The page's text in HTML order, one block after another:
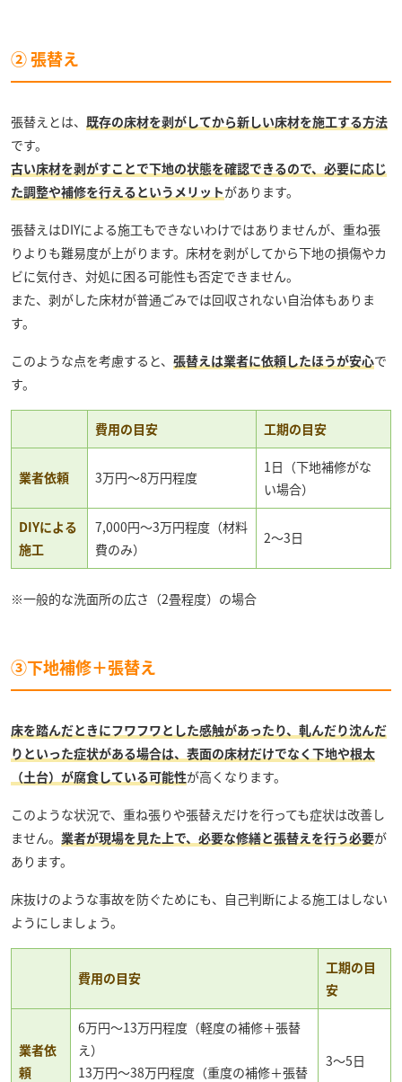
② 張替え
張替えとは、 既存の床材を剥がしてから新しい床材を施工する方法
です。
古い床材を剥がすことで下地の状態を確認できるので、必要に応じ
た調整や補修を行えるというメリットがあります。
張替えはDIYによる施工もできないわけではありませんが、重ね張
りよりも難易度が上がります。床材を剥がしてから下地の損傷やカ
ビに気付き、対処に困る可能性も否定できません。
また、剥がした床材が普通ごみでは回収されない自治体もありま
す。
このような点を考慮すると、 張替えは業者に依頼したほうが安心で
す。
費用の目安 工期の目安
業者依頼 3万円～8万円程度
1日（下地補修がな
い場合）
DIYによる
施工
7,000円〜3万円程度（材料
費のみ）
2〜3日
※一般的な洗面所の広さ（2畳程度）の場合
③下地補修＋張替え
床を踏んだときにフワフワとした感触があったり、軋んだり沈んだ
りといった症状がある場合は、表面の床材だけでなく下地や根太
（土台）が腐食している可能性が高くなります。
このような状況で、重ね張りや張替えだけを行っても症状は改善し
ません。 業者が現場を見た上で、必要な修繕と張替えを行う必要が
あります。
床抜けのような事故を防ぐためにも、自己判断による施工はしない
ようにしましょう。
費用の目安
工期の目
安
業者依
頼
6万円～13万円程度（軽度の補修＋張替
え）
13万円～38万円程度（重度の補修＋張替
3〜5日